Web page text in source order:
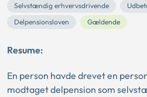
Selvstændig erhvervsdrivende
Delpensionsloven
Gældende
Resume:
En person havde drevet en
modtaget delpension som